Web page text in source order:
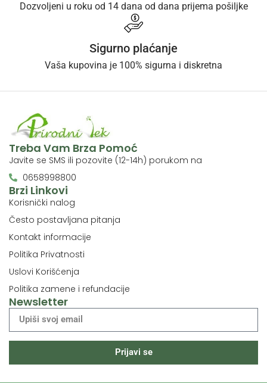
Dozvoljeni u roku od 14 dana od dana prijema pošiljke
Sigurno plaćanje
Vaša kupovina je 100% sigurna i diskretna
Brzi Linkovi
Korisnički nalog
Često postavljana pitanja
Kontakt informacije
Politika Privatnosti
Uslovi Korišćenja
Politika zamene i refundacije
Treba Vam Brza Pomoć
Javite se SMS ili pozovite (12-14h) porukom na
0658998800
Newsletter
Prijavi se